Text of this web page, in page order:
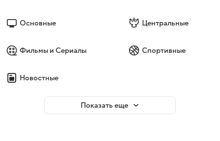
Основные Центральные
Фильмы и Сериалы Спортивные
Новостные
Показать еще